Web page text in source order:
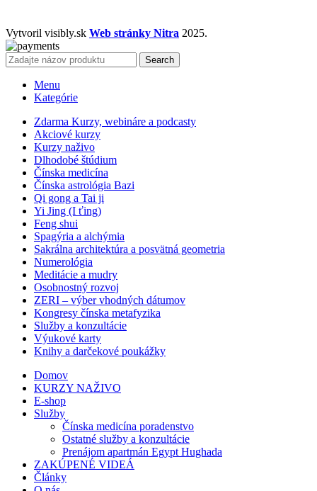
Vytvoril visibly.sk Web stránky Nitra 2025.
Search
Menu
Kategórie
Zdarma Kurzy, webináre a podcasty
Akciové kurzy
Kurzy naživo
Dlhodobé štúdium
Čínska medicína
Čínska astrológia Bazi
Qi gong a Tai ji
Yi Jing (I ťing)
Feng shui
Spagýria a alchýmia
Sakrálna architektúra a posvätná geometria
Numerológia
Meditácie a mudry
Osobnostný rozvoj
ZERI – výber vhodných dátumov
Kongresy čínska metafyzika
Služby a konzultácie
Výukové karty
Knihy a darčekové poukážky
Domov
KURZY NAŽIVO
E-shop
Služby
Čínska medicína poradenstvo
Ostatné služby a konzultácie
Prenájom apartmán Egypt Hughada
ZAKÚPENÉ VIDEÁ
Články